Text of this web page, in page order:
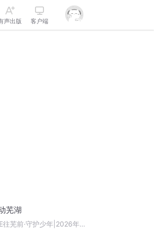
声出版 客户端
芜湖
E往芜前·守护少年|2026年芜